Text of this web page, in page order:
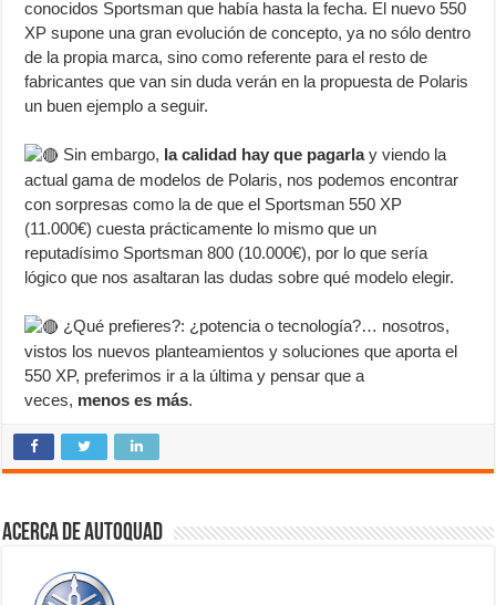
conocidos Sportsman que había hasta la fecha. El nuevo 550
XP supone una gran evolución de concepto, ya no sólo dentro
de la propia marca, sino como referente para el resto de
fabricantes que van sin duda verán en la propuesta de Polaris
un buen ejemplo a seguir.
Sin embargo, la calidad hay que pagarlay viendo la
actual gama de modelos de Polaris, nos podemos encontrar
con sorpresas como la de que el Sportsman 550 XP
(11.000€) cuesta prácticamente lo mismo que un
reputadísimo Sportsman 800 (10.000€), por lo que sería
lógico que nos asaltaran las dudas sobre qué modelo elegir.
¿Qué prefieres?: ¿potencia o tecnología?… nosotros,
vistos los nuevos planteamientos y soluciones que aporta el
550 XP, preferimos ir a la última y pensar que a
veces, menos es más.
Acerca de autoquad